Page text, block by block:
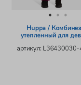
Huppa /
утепленный для
артикул: